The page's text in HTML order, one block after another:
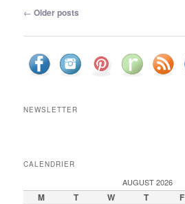
Post navigation
← Older posts
NEWSLETTER
CALENDRIER
AUGUST 2026
M T W T F